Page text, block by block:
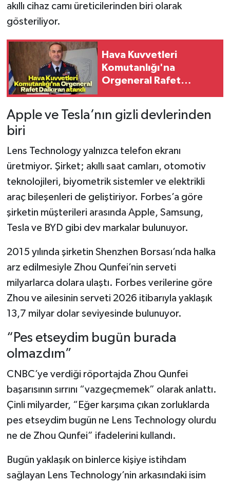
akıllı cihaz camı üreticilerinden biri olarak
gösteriliyor.
Hava Kuvvetleri
Komutanlığı'na
Orgeneral Rafet
Apple ve Tesla’nın gizli devlerinden
biri
Lens Technology yalnızca telefon ekranı
üretmiyor. Şirket; akıllı saat camları, otomotiv
teknolojileri, biyometrik sistemler ve elektrikli
araç bileşenleri de geliştiriyor. Forbes’a göre
şirketin müşterileri arasında Apple, Samsung,
Tesla ve BYD gibi dev markalar bulunuyor.
2015 yılında şirketin Shenzhen Borsası’nda halka
arz edilmesiyle Zhou Qunfei’nin serveti
milyarlarca dolara ulaştı. Forbes verilerine göre
Zhou ve ailesinin serveti 2026 itibarıyla yaklaşık
13,7 milyar dolar seviyesinde bulunuyor.
“Pes etseydim bugün burada
olmazdım”
CNBC’ye verdiği röportajda Zhou Qunfei
başarısının sırrını “vazgeçmemek” olarak anlattı.
Çinli milyarder, “Eğer karşıma çıkan zorluklarda
pes etseydim bugün ne Lens Technology olurdu
ne de Zhou Qunfei” ifadelerini kullandı.
Bugün yaklaşık on binlerce kişiye istihdam
sağlayan Lens Technology’nin arkasındaki isim